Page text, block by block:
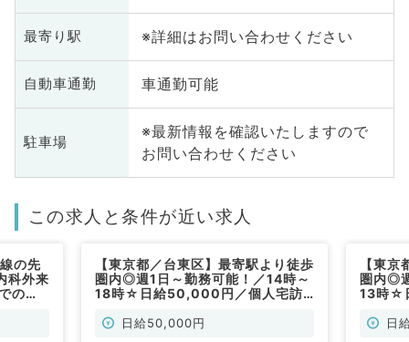
最寄り駅 ※詳細はお問い合わせください
自動車通勤 車通勤可能
駐車場
※最新情報を確認いたしますので
お問い合わせください
この求人と条件が近い求人
の先
科外来
の期
【東京都／台東区】最寄駅より徒歩
圏内◎週1日～勤務可能！／14時～
18時☆日給50,000円／個人宅訪
勤） 日給50,000円
【東
圏内◎
13時☆
勤） 日